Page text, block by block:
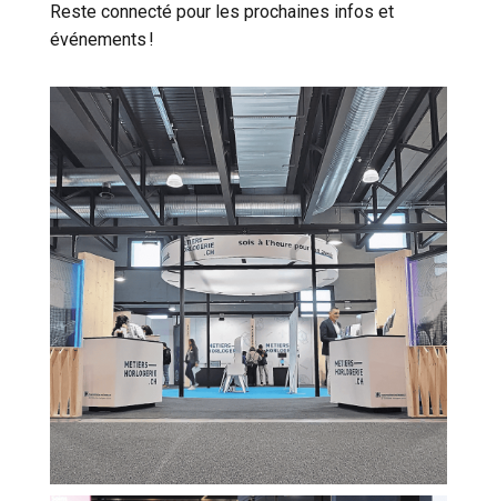
Reste connecté pour les prochaines infos et
événements !